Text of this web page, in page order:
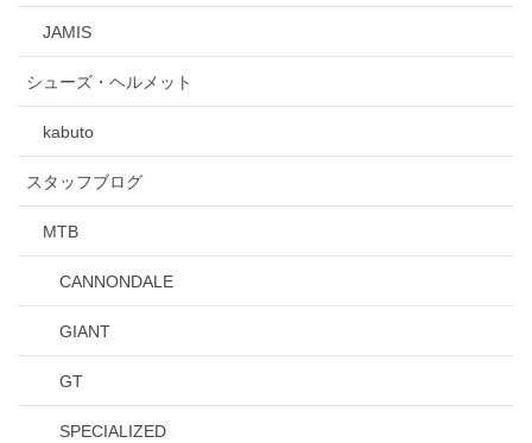
JAMIS
シューズ・ヘルメット
kabuto
スタッフブログ
MTB
CANNONDALE
GIANT
GT
SPECIALIZED